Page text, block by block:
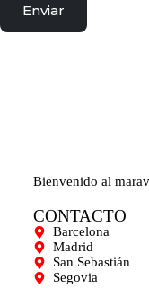
Enviar
Bienvenido al
CONTACTO
Barcelona
Madrid
San Sebastián
Segovia